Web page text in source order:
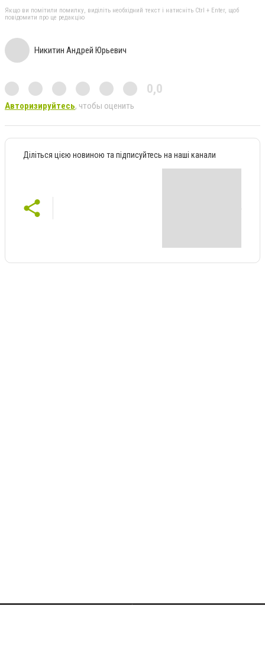
Якщо ви помітили помилку, виділіть необхідний текст і натисніть Ctrl + Enter, щоб
повідомити про це редакцію
Никитин Андрей Юрьевич
0,0
Авторизируйтесь, чтобы оценить
Діліться цією новиною та підписуйтесь на наші канали